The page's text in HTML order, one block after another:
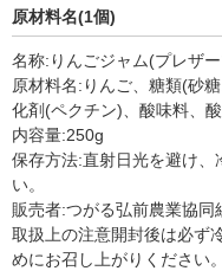
原材料名(1個)
名称:りんごジャム(プレザ
原材料名:りんご、糖類(砂
化剤(ペクチン)、酸味料、
内容量:250g
保存方法:直射日光を避け、
い。
販売者:つがる弘前農業協同
取扱上の注意開封後は必ず
めにお召し上がりください。